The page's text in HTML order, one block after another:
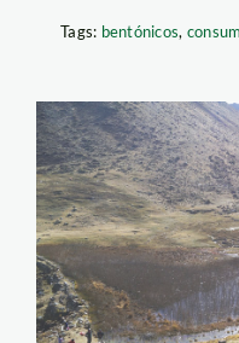
Tags: bentónicos,
Diques-